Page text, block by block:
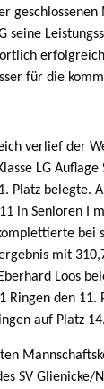
geschlossenen
seine
für die
verlief der
LG
Platz belegte.
in Senioren I
bei
mit
Loos
Ringen den 11.
auf Platz 14.
SV Glienicke/